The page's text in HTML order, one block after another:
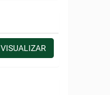
VISUALIZAR